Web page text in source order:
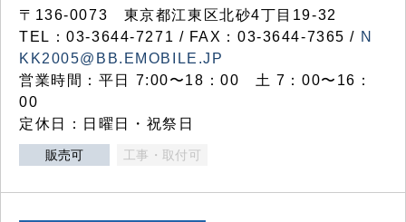
〒136-0073 東京都江東区北砂4丁目19-32
TEL：03‐3644‐7271 / FAX：03-3644-7365 / N
KK2005@BB.EMOBILE.JP
営業時間：平日 7:00〜18：00 土 7：00〜16：
00
定休日：日曜日・祝祭日
販売可 工事・取付可